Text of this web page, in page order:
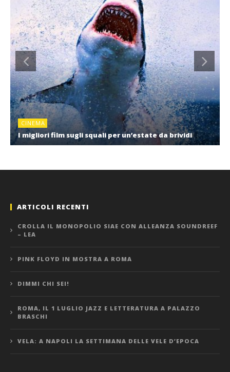
CINEMA
I migliori film sugli squali per un’estate da brividi
ARTICOLI RECENTI
CROLLA IL MONOPOLIO SIAE CON ALLEANZA SOUNDREEF
– LEA
PINK FLOYD IN MOSTRA A ROMA
DIMMI CHI SEI!
ROMA, IL 1 LUGLIO JAZZ E LETTERATURA A PALAZZO
BRASCHI
VELA: A NAPOLI LA SETTIMANA DELLE VELE D’EPOCA